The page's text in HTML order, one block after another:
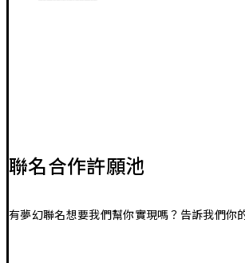
聯名合作許願池
有夢幻聯名想要我們幫你實現嗎？告訴我們你